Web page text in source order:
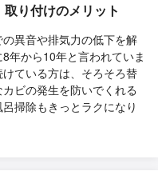
り付けのメリット
異音や排気力の低下を解
年から10年と言われていま
ている方は、そろそろ替
ビの発生を防いでくれる
掃除もきっとラクになり